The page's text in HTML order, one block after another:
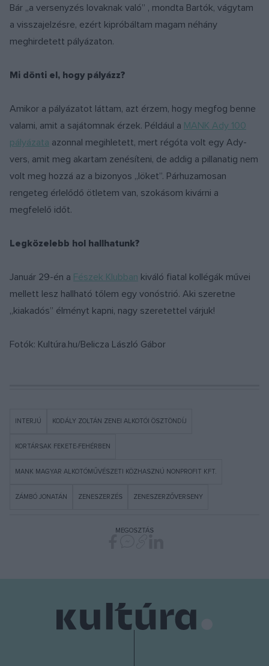
Bár „a versenyzés lovaknak való” , mondta Bartók, vágytam
a visszajelzésre, ezért kipróbáltam magam néhány
meghirdetett pályázaton.
Mi dönti el, hogy pályázz?
Amikor a pályázatot láttam, azt érzem, hogy megfog benne
valami, amit a sajátomnak érzek. Például a MANK Ady 100
pályázata azonnal megihletett, mert régóta volt egy Ady-
vers, amit meg akartam zenésíteni, de addig a pillanatig nem
volt meg hozzá az a bizonyos „löket”. Párhuzamosan
rengeteg érlelődő ötletem van, szokásom kivárni a
megfelelő időt.
Legközelebb hol hallhatunk?
Január 29-én a Fészek Klubban kiváló fiatal kollégák művei
mellett lesz hallható tőlem egy vonóstrió. Aki szeretne
„kiakadós” élményt kapni, nagy szeretettel várjuk!
Fotók: Kultúra.hu/Belicza László Gábor
INTERJÚ KODÁLY ZOLTÁN ZENEI ALKOTÓI ÖSZTÖNDÍJ
KORTÁRSAK FEKETE-FEHÉRBEN
MANK MAGYAR ALKOTÓMŰVÉSZETI KÖZHASZNÚ NONPROFIT KFT.
ZÁMBÓ JONATÁN ZENESZERZÉS ZENESZERZŐVERSENY
MEGOSZTÁS